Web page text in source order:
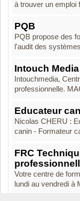
à trouver un emploi
PQB
PQB propose des
l'audit des
Intouch Media
Intouchmedia,
professionnelle.
Educateur
Nicolas CHERU :
canin - Formateur
FRC
Votre centre de
lundi au vendredi à